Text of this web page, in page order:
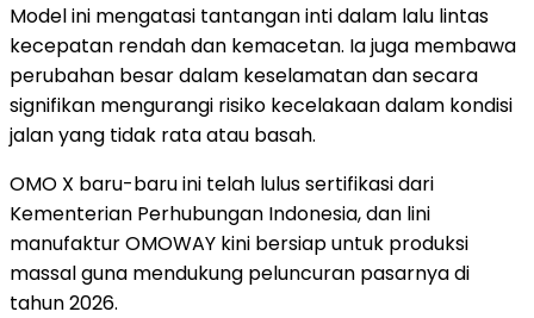
Model ini mengatasi tantangan inti dalam lalu lintas
kecepatan rendah dan kemacetan. Ia juga membawa
perubahan besar dalam keselamatan dan secara
signifikan mengurangi risiko kecelakaan dalam kondisi
jalan yang tidak rata atau basah.
OMO X baru-baru ini telah lulus sertifikasi dari
Kementerian Perhubungan Indonesia, dan lini
manufaktur OMOWAY kini bersiap untuk produksi
massal guna mendukung peluncuran pasarnya di
tahun2026.